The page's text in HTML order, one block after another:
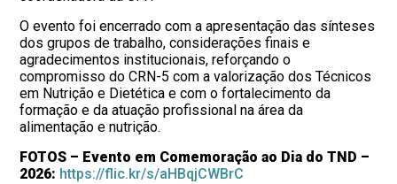
O evento foi encerrado com a apresentação das sínteses
dos grupos de trabalho, considerações finais e
agradecimentos institucionais, reforçando o
compromisso do CRN-5 com a valorização dos Técnicos
em Nutrição e Dietética e com o fortalecimento da
formação e da atuação profissional na área da
alimentação e nutrição.
FOTOS – Evento em Comemoração ao Dia do TND –
2026: https://flic.kr/s/aHBqjCWBrC